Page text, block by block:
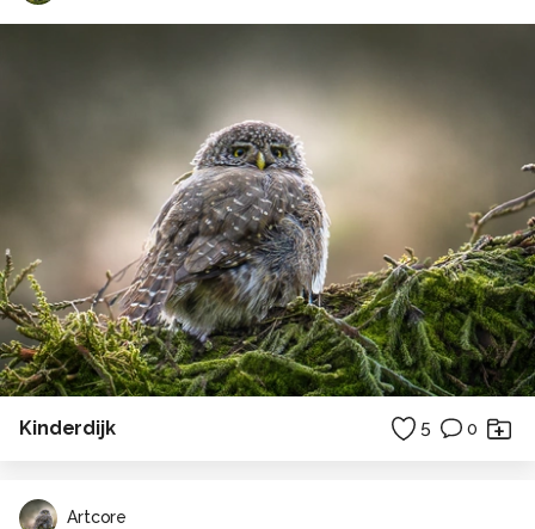
Kinderdijk 5 0
Artcore